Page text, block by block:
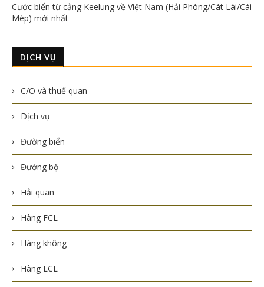
Cước biển từ cảng Keelung về Việt Nam (Hải Phòng/Cát Lái/Cái
Mép) mới nhất
DỊCH VỤ
C/O và thuế quan
Dịch vụ
Đường biển
Đường bộ
Hải quan
Hàng FCL
Hàng không
Hàng LCL